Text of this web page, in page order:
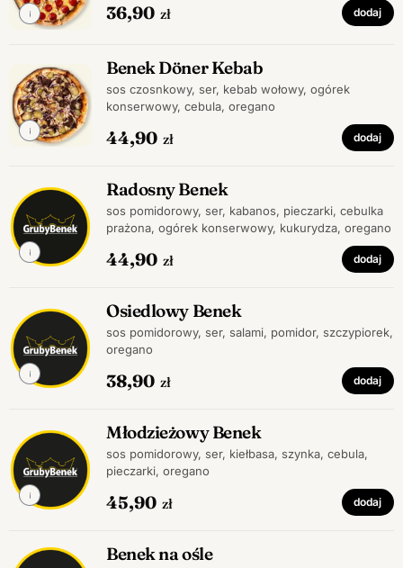
36,90 zł dodaj
Benek Döner Kebab
sos czosnkowy, ser, kebab wołowy, ogórek
konserwowy, cebula, oregano
44,90 zł dodaj
Radosny Benek
sos pomidorowy, ser, kabanos, pieczarki, cebulka
prażona, ogórek konserwowy, kukurydza, oregano
44,90 zł dodaj
Osiedlowy Benek
sos pomidorowy, ser, salami, pomidor, szczypiorek,
oregano
38,90 zł dodaj
Młodzieżowy Benek
sos pomidorowy, ser, kiełbasa, szynka, cebula,
pieczarki, oregano
45,90 zł dodaj
Benek na ośle